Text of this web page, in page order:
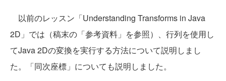
以前のレッスン「Understanding Transforms in Java
2D」では（稿末の「参考資料」を参照）、行列を使用し
てJava 2Dの変換を実行する方法について説明しまし
た。「同次座標」についても説明しました。